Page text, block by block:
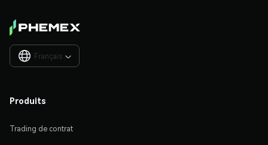
Français 
Produits
Trading de contrat